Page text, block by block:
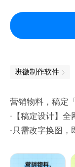
设计轻松落地
【CAD手机看图
工、现场测绘、
行CAD图纸分享
联系我们
官网/设计工具
微信公众号：酷
班徽制作软件
营销物料，稿定
·【稿定设计】全
·只需改字换图，
应对各类设计需求